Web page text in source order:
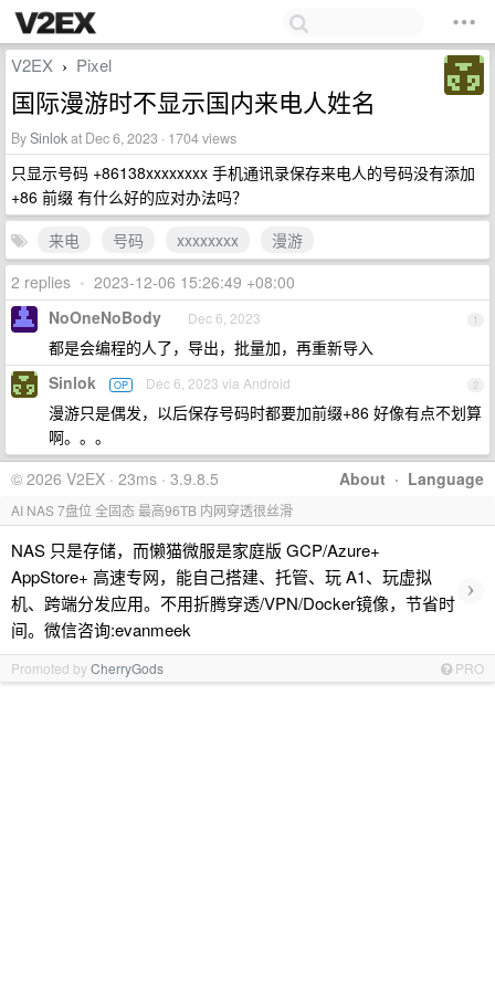
V2EX › Pixel
国际漫游时不显示国内来电人姓名
BySinlokat Dec 6, 2023 · 1704 views
只显示号码 +86138xxxxxxxx 手机通讯录保存来电人的号码没有添加
+86 前缀 有什么好的应对办法吗？
来电
号码 xxxxxxxx
漫游
2 replies • 2023-12-06 15:26:49 +08:00
1
NoOneNoBody Dec 6, 2023
都是会编程的人了，导出，批量加，再重新导入
2
Sinlok OP Dec 6, 2023 via Android
漫游只是偶发，以后保存号码时都要加前缀+86 好像有点不划算
啊。。。
About · Language
© 2026 V2EX · 23ms · 3.9.8.5
AI NAS 7盘位 全固态 最高96TB 内网穿透很丝滑
NAS 只是存储，而懒猫微服是家庭版 GCP/Azure+
AppStore+ 高速专网，能自己搭建、托管、玩 A1、玩虚拟
机、跨端分发应用。不用折腾穿透/VPN/Docker镜像，节省时
间。微信咨询:evanmeek
›
Promoted byCherryGods PRO